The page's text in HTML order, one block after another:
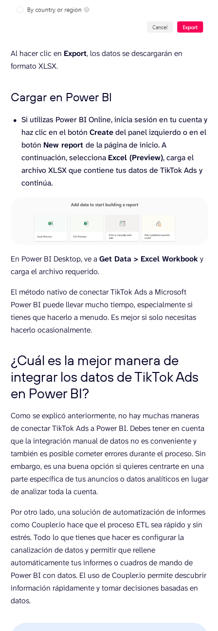
Al hacer clic en Export, los datos se descargarán en
formato XLSX.
Cargar en Power BI
Si utilizas Power BI Online, inicia sesión en tu cuenta y
haz clic en el botón Createdel panel izquierdo o en el
botón New report de la página de inicio. A
continuación, selecciona Excel (Preview), carga el
archivo XLSX que contiene tus datos de TikTok Ads y
continúa.
En Power BI Desktop, ve aGet Data > Excel Workbooky
carga el archivo requerido.
El método nativo de conectar TikTok Ads a Microsoft
Power BI puede llevar mucho tiempo, especialmente si
tienes que hacerlo a menudo. Es mejor si solo necesitas
hacerlo ocasionalmente.
¿Cuál es la mejor manera de
integrar los datos de TikTok Ads
en Power BI?
Como se explicó anteriormente, no hay muchas maneras
de conectar TikTok Ads a Power BI. Debes tener en cuenta
que la integración manual de datos no es conveniente y
también es posible cometer errores durante el proceso. Sin
embargo, es una buena opción si quieres centrarte en una
parte específica de tus anuncios o datos analíticos en lugar
de analizar toda la cuenta.
Por otro lado, una solución de automatización de informes
como Coupler.io hace que el proceso ETL sea rápido y sin
estrés. Todo lo que tienes que hacer es configurar la
canalización de datos y permitir que rellene
automáticamente tus informes o cuadros de mando de
Power BI con datos. El uso de Coupler.io permite descubrir
información rápidamente y tomar decisiones basadas en
datos.